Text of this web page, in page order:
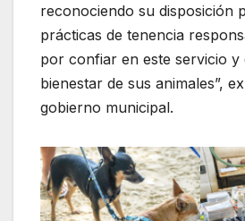
reconociendo su disposición
prácticas de tenencia
por confiar en este servicio
bienestar de sus animales”,
gobierno municipal.